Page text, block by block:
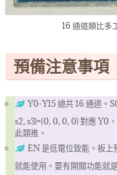
16 通道類比多
預備注意事項
Y0-Y15 總共 16 通道。
s2, s3)=(0, 0, 0, 0) 對應 Y0
此類推。
EN 是低電位致能。板
就能使用。要有開關功能就